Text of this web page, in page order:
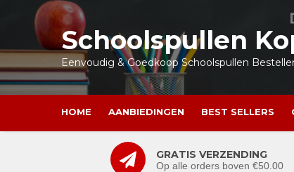
inhoud
Schoolspullen
Eenvoudig & Goedkoop Schoolspullen
HOME AANBIEDINGEN BEST SELLERS
GRATIS VERZENDING
Op alle orders boven €50.00